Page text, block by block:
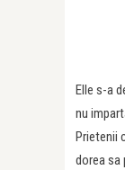
Elle s-a
nu
Prietenii
dorea sa